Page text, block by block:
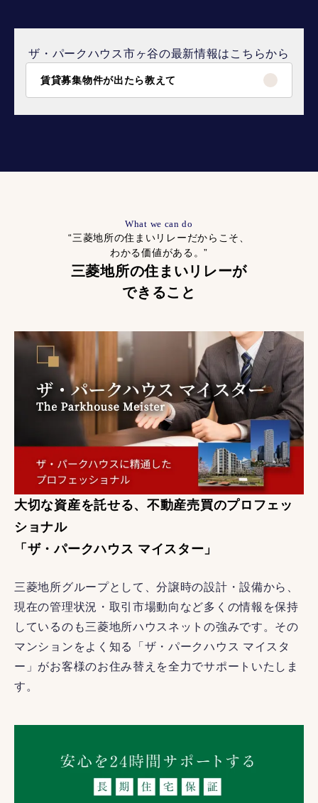
ザ・パークハウス市ヶ谷の最新情報はこちらから
賃貸募集物件が出たら教えて
What we can do
“三菱地所の住まいリレーだからこそ、
わかる価値がある。”
三菱地所の住まいリレーが
できること
大切な資産を託せる、不動産売買のプロフェッ
ショナル
「ザ・パークハウス マイスター」
三菱地所グループとして、分譲時の設計・設備から、
現在の管理状況・取引市場動向など多くの情報を保持
しているのも三菱地所ハウスネットの強みです。その
マンションをよく知る「ザ・パークハウス マイスタ
ー」がお客様のお住み替えを全力でサポートいたしま
す。